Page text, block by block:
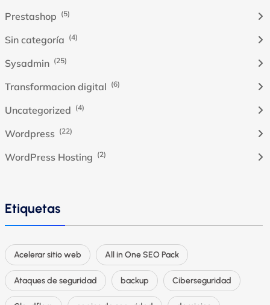
Prestashop (5)
Sin categoría (4)
Sysadmin (25)
Transformacion digital (6)
Uncategorized (4)
Wordpress (22)
WordPress Hosting (2)
Etiquetas
Acelerar sitio web All in One SEO Pack
Ataques de seguridad backup Ciberseguridad